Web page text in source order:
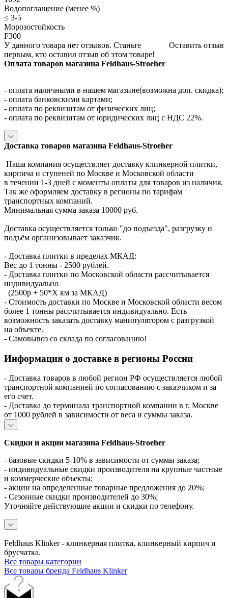
Водопоглащение (менее %)
≤ 3-5
Морозостойкость
F300
Оставить отзыв
У данного товара нет отзывов. Станьте
первым, кто оставил отзыв об этом товаре!
Оплата товаров магазина Feldhaus-Stroeher
- оплата наличными в нашем магазине(возможна доп. скидка);
- оплата банковскими картами;
- оплата по реквизитам от физических лиц;
- оплата по реквизитам от юридических лиц с НДС 22%.
Доставка товаров магазина Feldhaus-Stroeher
Наша компания осуществляет доставку клинкерной плитки,
кирпича и ступеней по Москве и Московской области
в течении 1-3 дней с моменты оплаты для товаров из наличия.
Так же оформляем доставку в регионы по тарифам
транспортных компаний.
Минимальная сумма заказа 10000 руб.
Доставка осуществляется только "до подъезда", разгрузку и
подъём организовывает заказчик.
- Доставка плитки в пределах МКАД:
Вес до 1 тонны - 2500 рублей.
- Доставка плитки по Московской области рассчитывается
индивидуально
(2500р + 50*X км за МКАД)
- Стоимость доставки по Москве и Московской области весом
более 1 тонны рассчитывается индивидуально. Есть
возможность заказать доставку манипулятором с разгрузкой
на объекте.
- Самовывоз со склада по согласованию!
Информация о доставке в регионы России
- Доставка товаров в любой регион РФ осуществляется любой
транспортной компанией по согласованию с заказчиком и за
его счет.
- Доставка до терминала транспортной компании в г. Москве
от 1000 рублей в зависимости от веса и суммы заказа.
Скидки и акции магазина Feldhaus-Stroeher
- базовые скидки 5-10% в зависимости от суммы заказа;
- индивидуальные скидки производителя на крупные частные
и коммерческие объекты;
- акции на определенные товарные предложения до 20%;
- Сезонные скидки производителей до 30%;
Уточняйте действующие акции и скидки по телефону.
Feldhaus Klinker - клинкерная плитка, клинкерный кирпич и
брусчатка.
Все товары категории
Все товары бренда Feldhaus Klinker